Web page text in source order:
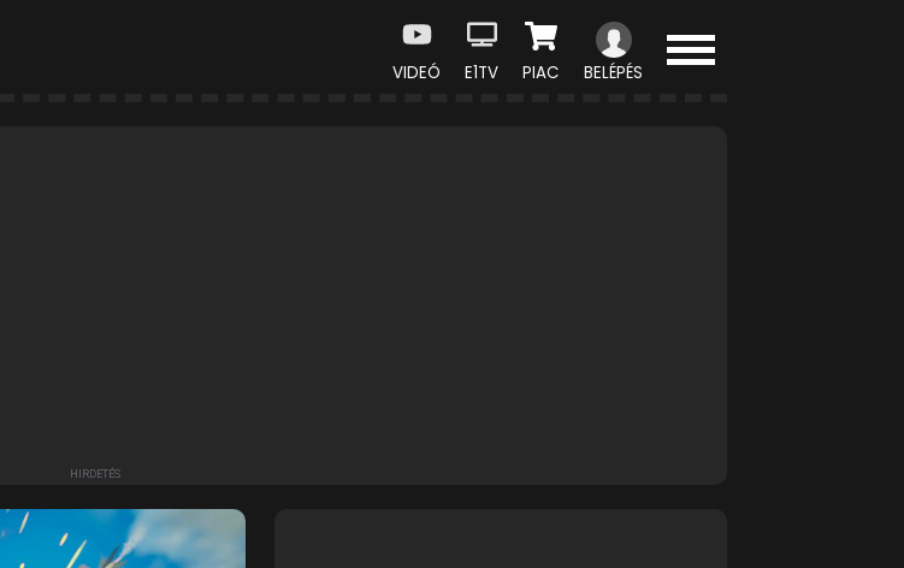
VIDEÓ E1TV PIAC BELÉPÉS